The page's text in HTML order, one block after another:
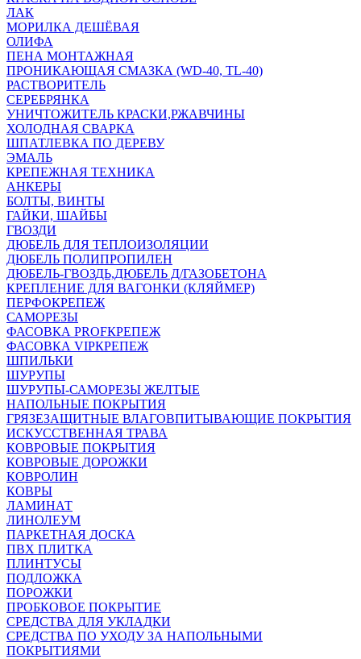
ЛАК
МОРИЛКА ДЕШЁВАЯ
ОЛИФА
ПЕНА МОНТАЖНАЯ
ПРОНИКАЮЩАЯ СМАЗКА (WD-40, TL-40)
РАСТВОРИТЕЛЬ
СЕРЕБРЯНКА
УНИЧТОЖИТЕЛЬ КРАСКИ,РЖАВЧИНЫ
ХОЛОДНАЯ СВАРКА
ШПАТЛЕВКА ПО ДЕРЕВУ
ЭМАЛЬ
КРЕПЕЖНАЯ ТЕХНИКА
АНКЕРЫ
БОЛТЫ, ВИНТЫ
ГАЙКИ, ШАЙБЫ
ГВОЗДИ
ДЮБЕЛЬ ДЛЯ ТЕПЛОИЗОЛЯЦИИ
ДЮБЕЛЬ ПОЛИПРОПИЛЕН
ДЮБЕЛЬ-ГВОЗДЬ,ДЮБЕЛЬ Д/ГАЗОБЕТОНА
КРЕПЛЕНИЕ ДЛЯ ВАГОНКИ (КЛЯЙМЕР)
ПЕРФОКРЕПЕЖ
САМОРЕЗЫ
ФАСОВКА PROFКРЕПЕЖ
ФАСОВКА VIPКРЕПЕЖ
ШПИЛЬКИ
ШУРУПЫ
ШУРУПЫ-САМОРЕЗЫ ЖЕЛТЫЕ
НАПОЛЬНЫЕ ПОКРЫТИЯ
ГРЯЗЕЗАЩИТНЫЕ ВЛАГОВПИТЫВАЮЩИЕ ПОКРЫТИЯ
ИСКУССТВЕННАЯ ТРАВА
КОВРОВЫЕ ПОКРЫТИЯ
КОВРОВЫЕ ДОРОЖКИ
КОВРОЛИН
КОВРЫ
ЛАМИНАТ
ЛИНОЛЕУМ
ПАРКЕТНАЯ ДОСКА
ПВХ ПЛИТКА
ПЛИНТУСЫ
ПОДЛОЖКА
ПОРОЖКИ
ПРОБКОВОЕ ПОКРЫТИЕ
СРЕДСТВА ДЛЯ УКЛАДКИ
СРЕДСТВА ПО УХОДУ ЗА НАПОЛЬНЫМИ
ПОКРЫТИЯМИ